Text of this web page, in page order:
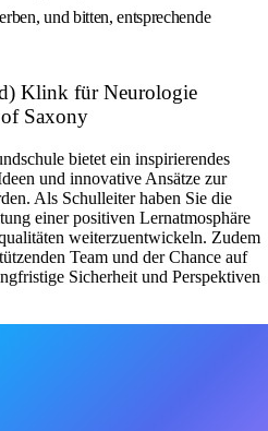
und bitten, entsprechende
Klink für Neurologie
Saxony
bietet ein inspirierendes
und innovative Ansätze zur
Als Schulleiter haben Sie die
einer positiven Lernatmosphäre
weiterzuentwickeln. Zudem
Team und der Chance auf
Sicherheit und Perspektiven